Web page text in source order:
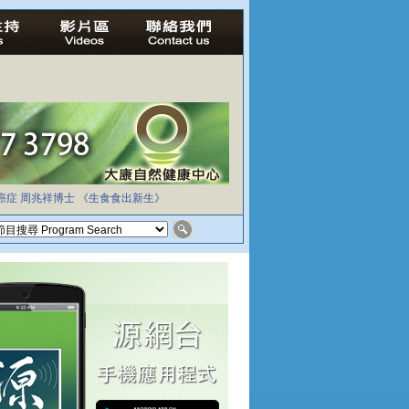
症 周兆祥博士 《生食食出新生》